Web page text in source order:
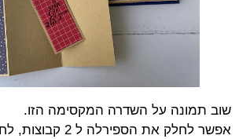
שוב תמונה על השדרה המקסימה הזו.
אפשר לחלק את הספירלה